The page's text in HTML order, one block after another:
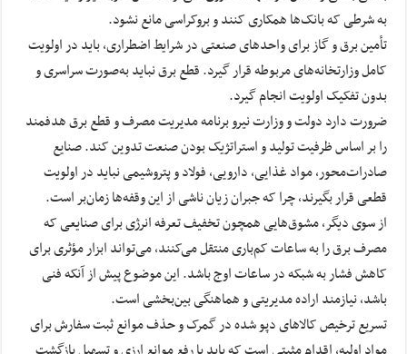
به شرطی که بانک‌ها همکاری کنند و بروکراسی مانع نشود.
تأمین برق و گاز برای واحدهای صنعتی در شرایط اضطراری، باید در اولویت
کامل وزارتخانه‌های مربوطه قرار گیرد. قطع برق نباید به‌صورت سراسری و
بدون تفکیک اولویت انجام گیرد.
ضرورت دارد دولت و وزارت نیرو برنامه مدیریت مصرف و قطع برق هدفمند
را بر اساس ظرفیت تولید و استراتژیک بودن صنعت تدوین کند. صنایع
صادرات‌محور، مواد غذایی، دارویی، فولاد و پتروشیمی نباید در اولویت
قطعی قرار بگیرند، چرا که جبران زیان ناشی از این وقفه‌ها زمان‌بر است.
از سوی دیگر، مشوق‌هایی همچون تخفیف تعرفه انرژی برای صنایعی که
مصرف برق را به ساعات کم‌باری منتقل می‌کنند، می‌تواند ابزار مؤثری برای
کاهش فشار به شبکه در ساعات اوج باشد. این موضوع پیش از آنکه فنی
باشد، نیازمند اراده مدیریتی و هماهنگی بین‌بخشی است.
تسریع ترخیص کالاهای دپو شده در گمرک و حذف موانع ثبت سفارش برای